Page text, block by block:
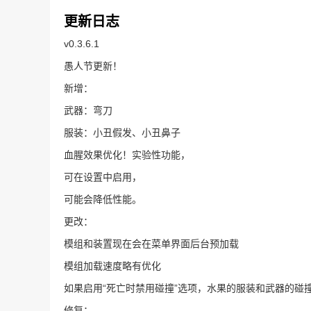
更新日志
v0.3.6.1
愚人节更新！
新增：
武器：弯刀
服装：小丑假发、小丑鼻子
血腥效果优化！实验性功能，
可在设置中启用，
可能会降低性能。
更改：
模组和装置现在会在菜单界面后台预加载
模组加载速度略有优化
如果启用“死亡时禁用碰撞”选项，水果的服装和武器的碰